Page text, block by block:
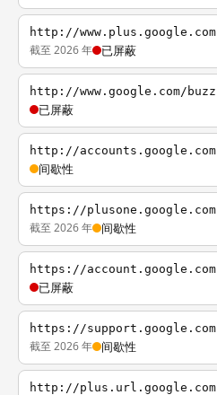
http://www.plus.google.com
截至 2026 年 已屏蔽
http://www.google.com/buzz
已屏蔽
http://accounts.google.com
间歇性
https://plusone.google.com
截至 2026 年 间歇性
https://account.google.com
已屏蔽
https://support.google.com
截至 2026 年 间歇性
http://plus.url.google.com